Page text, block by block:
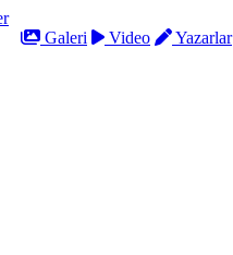
Galeri Video
Yazarlar